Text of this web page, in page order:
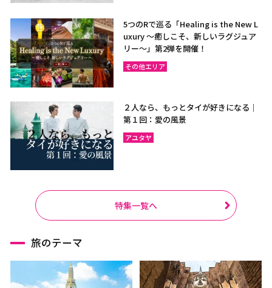
5つのRで巡る「Healing is the New L
uxury ～癒しこそ、新しいラグジュア
リー〜」第2弾を開催！
その他エリア
２人なら、もっとタイが好きになる｜
第１回：愛の風景
アユタヤ
特集一覧へ
旅のテーマ